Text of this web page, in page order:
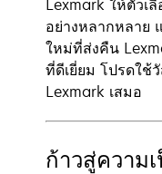
Lexmark ให้ตัวเ
อย่างหลากหลาย
ใหม่ที่ส่งคืน
ที่ดีเยี่ยม โปรดใช้
Lexmark เสมอ
ก้าวสู่ความ